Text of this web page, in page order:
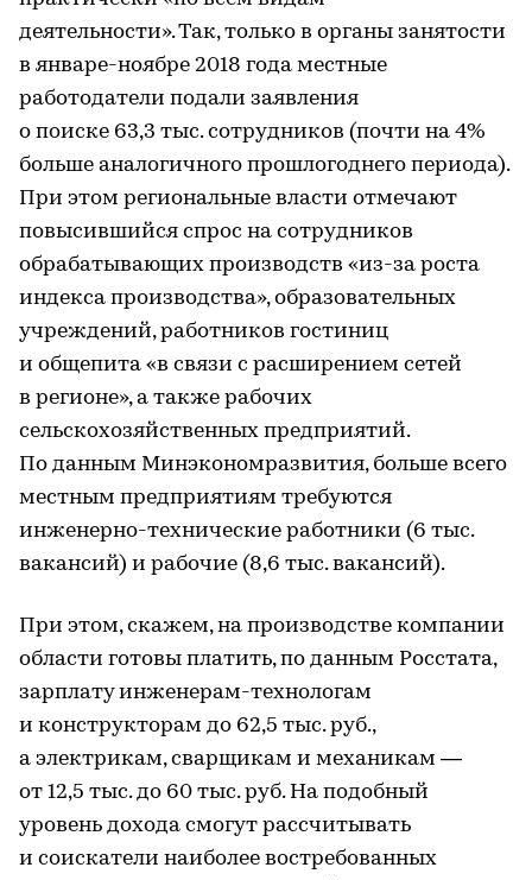
деятельности». Так, только в органы занятости
в январе-ноябре 2018 года местные
работодатели подали заявления
о поиске 63,3 тыс. сотрудников (почти на 4%
больше аналогичного прошлогоднего периода).
При этом региональные власти отмечают
повысившийся спрос на сотрудников
обрабатывающих производств «из-за роста
индекса производства», образовательных
учреждений, работников гостиниц
и общепита «в связи с расширением сетей
в регионе», а также рабочих
сельскохозяйственных предприятий.
По данным Минэкономразвития, больше всего
местным предприятиям требуются
инженерно-технические работники (6 тыс.
вакансий) и рабочие (8,6 тыс. вакансий).
При этом, скажем, на производстве компании
области готовы платить, по данным Росстата,
зарплату инженерам-технологам
и конструкторам до 62,5 тыс. руб.,
а электрикам, сварщикам и механикам —
от 12,5 тыс. до 60 тыс. руб. На подобный
уровень дохода смогут рассчитывать
и соискатели наиболее востребованных